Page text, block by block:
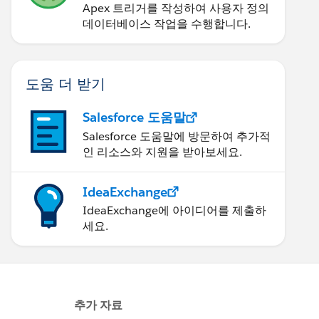
Apex 트리거를 작성하여 사용자 정의
데이터베이스 작업을 수행합니다.
도움 더 받기
Salesforce 도움말
Salesforce 도움말에 방문하여 추가적
인 리소스와 지원을 받아보세요.
IdeaExchange
IdeaExchange에 아이디어를 제출하
세요.